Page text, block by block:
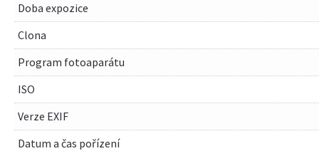
Doba expozice
Clona
Program fotoaparátu
ISO
Verze EXIF
Datum a čas pořízení